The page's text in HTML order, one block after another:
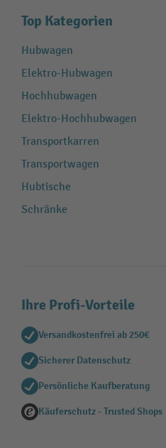
Top Kategorien
Hubwagen
Elektro-Hubwagen
Hochhubwagen
Elektro-Hochhubwagen
Transportkarren
Transportwagen
Hubtische
Schränke
Ihre Profi-Vorteile
Versandkostenfrei ab 250€
Sicherer Datenschutz
Persönliche Kaufberatung
Käuferschutz - Trusted Shops